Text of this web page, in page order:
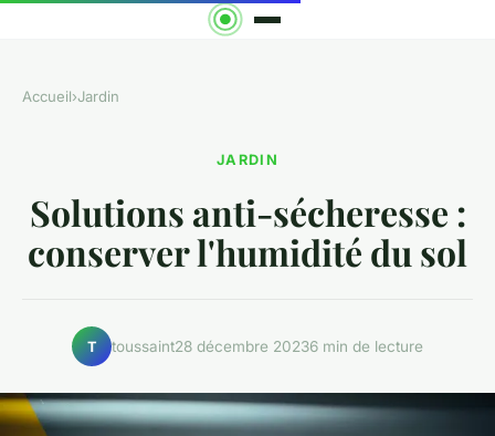
Accueil›Jardin
JARDIN
Solutions anti-sécheresse :
conserver l'humidité du sol
T toussaint28 décembre 20236 min de lecture